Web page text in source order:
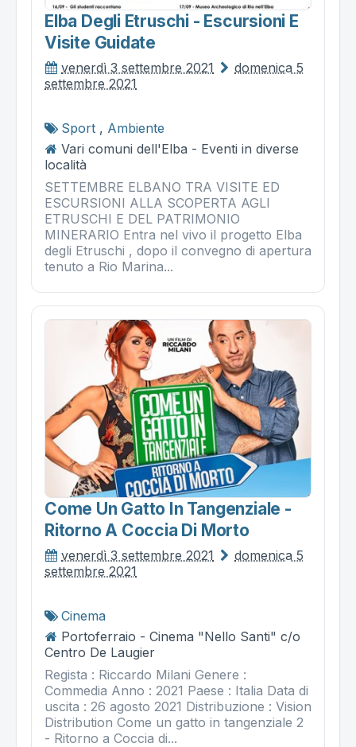
Elba Degli Etruschi - Escursioni E
Visite Guidate
venerdì 3 settembre 2021
domenica 5
settembre 2021
Sport , Ambiente
Vari comuni dell'Elba - Eventi in diverse
località
SETTEMBRE ELBANO TRA VISITE ED
ESCURSIONI ALLA SCOPERTA AGLI
ETRUSCHI E DEL PATRIMONIO
MINERARIO Entra nel vivo il progetto Elba
degli Etruschi , dopo il convegno di apertura
tenuto a Rio Marina...
Come Un Gatto In Tangenziale -
Ritorno A Coccia Di Morto
venerdì 3 settembre 2021
domenica 5
settembre 2021
Cinema
Portoferraio - Cinema "Nello Santi" c/o
Centro De Laugier
Regista : Riccardo Milani Genere :
Commedia Anno : 2021 Paese : Italia Data di
uscita : 26 agosto 2021 Distribuzione : Vision
Distribution Come un gatto in tangenziale 2
- Ritorno a Coccia di...